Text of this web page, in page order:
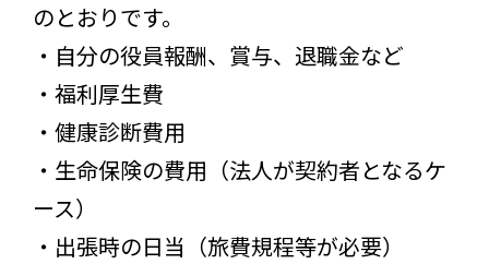
のとおりです。
・自分の役員報酬、賞与、退職金など
・福利厚生費
・健康診断費用
・生命保険の費用（法人が契約者となるケ
ース）
・出張時の日当（旅費規程等が必要）